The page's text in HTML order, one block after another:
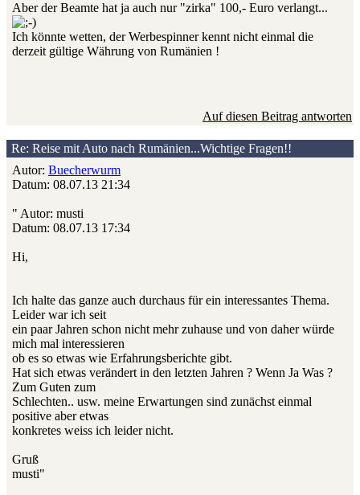
Aber der Beamte hat ja auch nur "zirka" 100,- Euro verlangt...
Ich könnte wetten, der Werbespinner kennt nicht einmal die
derzeit gültige Währung von Rumänien !
Auf diesen Beitrag antworten
Re: Reise mit Auto nach Rumänien...Wichtige Fragen!!
Autor: Buecherwurm
Datum: 08.07.13 21:34
" Autor: musti
Datum: 08.07.13 17:34
Hi,
Ich halte das ganze auch durchaus für ein interessantes Thema.
Leider war ich seit
ein paar Jahren schon nicht mehr zuhause und von daher würde
mich mal interessieren
ob es so etwas wie Erfahrungsberichte gibt.
Hat sich etwas verändert in den letzten Jahren ? Wenn Ja Was ?
Zum Guten zum
Schlechten.. usw. meine Erwartungen sind zunächst einmal
positive aber etwas
konkretes weiss ich leider nicht.
Gruß
musti"